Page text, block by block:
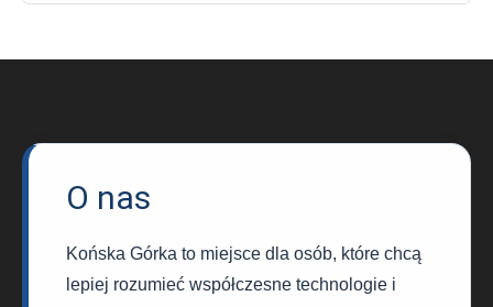
O nas
Końska Górka to miejsce dla osób, które chcą
lepiej rozumieć współczesne technologie i